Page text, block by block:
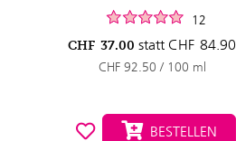
12
CHF 37.00 statt CHF 84.90
CHF 92.50 / 100 ml
BESTELLEN